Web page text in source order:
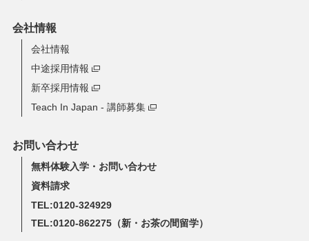
会社情報
会社情報
中途採用情報
新卒採用情報
Teach In Japan - 講師募集
お問い合わせ
無料体験入学・お問い合わせ
資料請求
TEL:0120-324929
TEL:0120-862275（新・お茶の間留学）